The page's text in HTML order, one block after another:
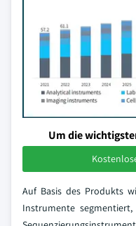
Um die
Auf Basis des Produkts
Instrumente segmentiert,